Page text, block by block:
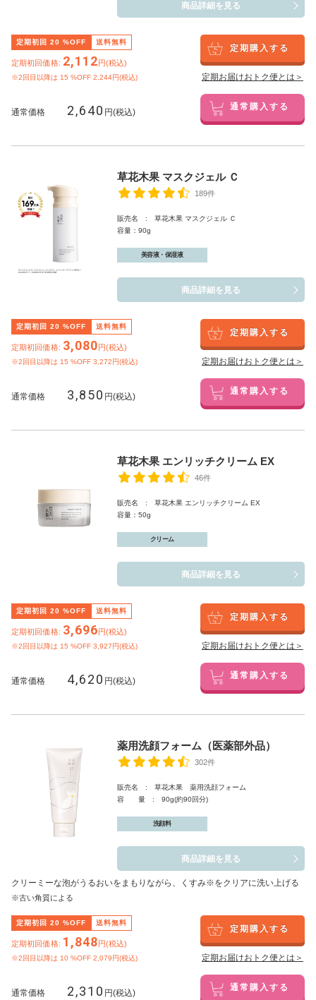
商品詳細を見る
定期初回 20 %OFF 送料無料
定期初回価格: 2,112円(税込)
※2回目以降は 15 %OFF 2,244円(税込)
定期購入する
定期お届けおトク便とは＞
通常価格 2,640 円(税込) 通常購入する
草花木果 マスクジェル Ｃ
189件
販売名 : 草花木果 マスクジェル Ｃ
容量：90g
美容液・保湿液
商品詳細を見る
定期初回 20 %OFF 送料無料
定期初回価格: 3,080円(税込)
※2回目以降は 15 %OFF 3,272円(税込)
定期購入する
定期お届けおトク便とは＞
通常価格 3,850 円(税込) 通常購入する
草花木果 エンリッチクリーム EX
46件
販売名 : 草花木果 エンリッチクリーム EX
容量：50g
クリーム
商品詳細を見る
定期初回 20 %OFF 送料無料
定期初回価格: 3,696円(税込)
※2回目以降は 15 %OFF 3,927円(税込)
定期購入する
定期お届けおトク便とは＞
通常価格 4,620 円(税込) 通常購入する
薬用洗顔フォーム（医薬部外品）
302件
販売名 : 草花木果 薬用洗顔フォーム
容 量 : 90g(約90回分)
洗顔料
商品詳細を見る
クリーミーな泡がうるおいをまもりながら、くすみ※をクリアに洗い上げる
※古い角質による
定期初回 20 %OFF 送料無料
定期初回価格: 1,848円(税込)
※2回目以降は 10 %OFF 2,079円(税込)
定期購入する
定期お届けおトク便とは＞
通常価格 2,310 円(税込) 通常購入する